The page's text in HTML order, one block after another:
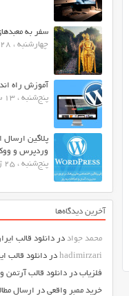
سفر به
چهارشنبه ، 28 نوامبر
آموزش راه
پنج‌شنبه ، 13 سپتامبر
پلاگین
وردپرس و
پنج‌شنبه ، 25 ژانویه
آخرین دیدگاه‌ها
محمد جواد در دانلود قالب
hadimirzari در دانلود قالب
فلزیاب در دانلود قالب
خرید ممبر واقعی در ارسال